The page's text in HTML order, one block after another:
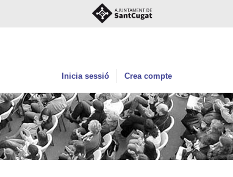
Inicia sessió Crea compte